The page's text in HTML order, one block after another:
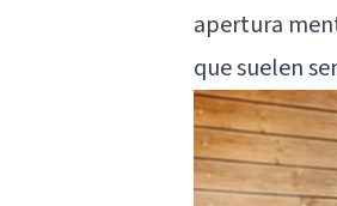
apertura
que suelen